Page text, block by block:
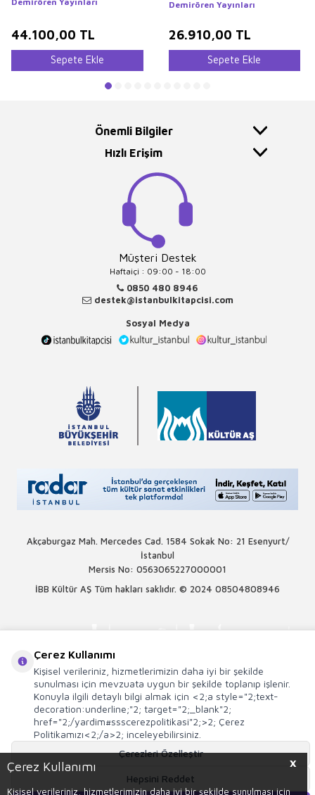
X
Çerez Kullanımı
Kişisel verileriniz, hizmetlerimizin daha iyi bir şekilde sunulması için
Constantinople
44.100,00 TL
Sepete Ekle
Demirören Yayınları
26.910,00 TL
Sepete Ekle
Önemli Bilgiler
Hızlı Erişim
Müşteri Destek
Haftaiçi : 09:00 - 18:00
0850 480 8946
destek@istanbulkitapcisi.com
Sosyal Medya
Akçaburgaz Mah. Mercedes Cad. 1584 Sokak No: 21 Esenyurt/
İstanbul
Mersis No: 0563065227000001
İBB Kültür AŞ Tüm hakları saklıdır. © 2024 08504808946
E-TicaretSistemleriyle Hazırlanmıştır.
Çerez Kullanımı
Kişisel verileriniz, hizmetlerimizin daha iyi bir şekilde
sunulması için mevzuata uygun bir şekilde toplanıp işlenir.
Konuyla ilgili detaylı bilgi almak için <2;a style="2;text-
decoration:underline;"2; target="2;_blank"2;
href="2;/yardim#ssscerezpolitikasi"2;>2; Çerez
Politikamızı<2;/a>2; inceleyebilirsiniz.
Çerezleri Özelleştir
Hepsini Reddet